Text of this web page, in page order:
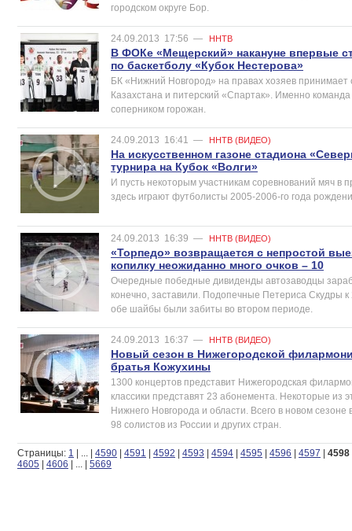
городском округе Бор.
24.09.2013 17:56 — ННТВ
В ФОКе «Мещерский» накануне впервые
по баскетболу «Кубок Нестерова»
БК «Нижний Новгород» на правах хозяев принимает
Казахстана и питерский «Спартак». Именно
соперником горожан.
24.09.2013 16:41 — ННТВ (ВИДЕО)
На искусственном газоне стадиона
турнира на Кубок «Волги»
И пусть некоторым участникам соревнований мяч в
здесь играют футболисты 2005-2006-го года
24.09.2013 16:39 — ННТВ (ВИДЕО)
«Торпедо» возвращается с непростой
копилку неожиданно много очков – 10
Очередные победные дивиденды автозаводцы
конечно, заставили. Подопечные Петериса Скудры
обе шайбы были забиты во втором периоде.
24.09.2013 16:37 — ННТВ (ВИДЕО)
Новый сезон в Нижегородской
братья Кожухины
1300 концертов представит Нижегородская
классики представят 23 абонемента. Некоторые из
Нижнего Новгорода и области. Всего в новом
98 солистов из России и других стран.
Страницы: 1 | | 4590 | 4591 | 4592 | 4593 | 4594 | 4595 | 4596 | 4597 | 4598
4605 | 4606 | | 5669